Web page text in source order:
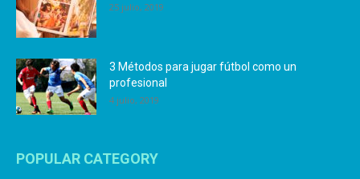
25 julio, 2019
3 Métodos para jugar fútbol como un
profesional
4 julio, 2019
POPULAR CATEGORY